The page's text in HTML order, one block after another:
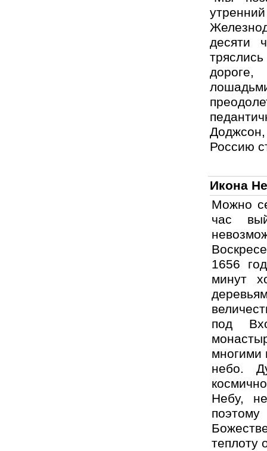
десяти
Россию
Икона
Можно
час
1656
минут
под
многими
небо.
Небу,
теплоту